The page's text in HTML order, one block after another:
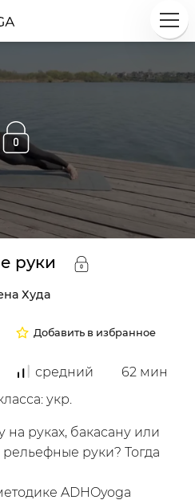
руки
Худа
Добавить в избранное
средний 62 мин
: укр.
на руках, бакасану или
руки? Тогда
ADHOyoga